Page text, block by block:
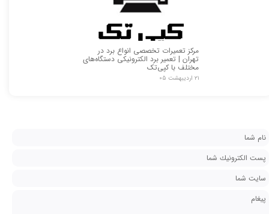
مرکز تعمیرات تخصصی انواع برد در
تهران | تعمیر برد الکترونیکی دستگاه‌های
مختلف با کپی‌تک
۲۱ اردیبهشت ۰۵